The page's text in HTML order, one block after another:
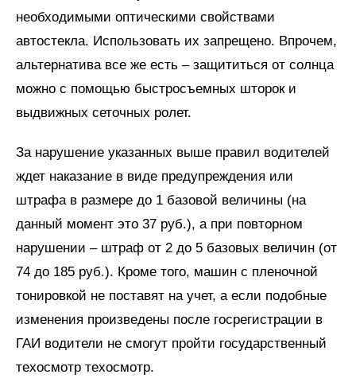
необходимыми оптическими свойствами
автостекла. Использовать их запрещено. Впрочем,
альтернатива все же есть – защититься от солнца
можно с помощью быстросъемных шторок и
выдвижных сеточных ролет.
За нарушение указанных выше правил водителей
ждет наказание в виде предупреждения или
штрафа в размере до 1 базовой величины (на
данный момент это 37 руб.), а при повторном
нарушении – штраф от 2 до 5 базовых величин (от
74 до 185 руб.). Кроме того, машин с пленочной
тонировкой не поставят на учет, а если подобные
изменения произведены после госрегистрации в
ГАИ водители не смогут пройти государственный
техосмотр техосмотр.